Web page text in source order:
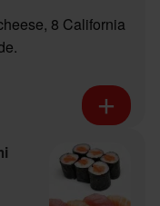
8 California